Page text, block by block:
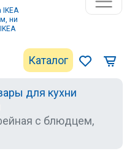
ни
Каталог
для кухни
с блюдцем,